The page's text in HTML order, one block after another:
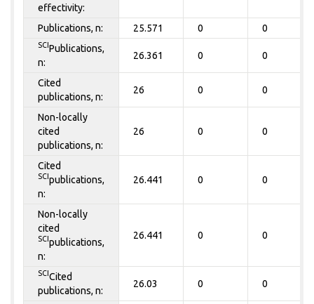
effectivity:
Publications, n: 25.571 0 0
SCI Publications,
n:
26.361 0 0
Cited
publications, n:
26 0 0
Non-locally
cited
publications, n:
26 0 0
Cited
SCI publications,
n:
26.441 0 0
Non-locally
cited
SCI publications,
n:
26.441 0 0
SCI Cited
publications, n:
26.03 0 0